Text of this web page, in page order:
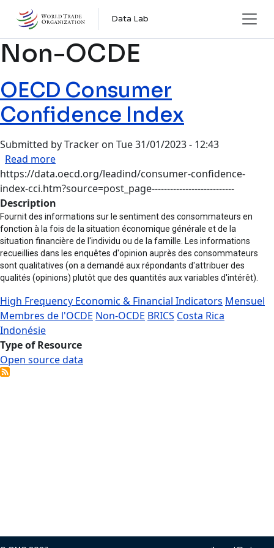
Skip to main content
Data Lab
Non-OCDE
OECD Consumer
Confidence Index
Submitted byTracker on Tue 31/01/2023 - 12:43
Read moreabout OECD Consumer Confidence Index
https://data.oecd.org/leadind/consumer-confidence-
index-cci.htm?source=post_page---------------------------
Description
Fournit des informations sur le sentiment des consommateurs en
fonction à la fois de la situation économique générale et de la
situation financière de l'individu ou de la famille. Les informations
recueillies dans les enquêtes d'opinion auprès des consommateurs
sont qualitatives (on a demandé aux répondants d'attribuer des
qualités (opinions) plutôt que des quantités aux variables d'intérêt).
High Frequency Economic & Financial Indicators Mensuel
Membres de l'OCDE Non-OCDE BRICS Costa Rica
Indonésie
Type of Resource
Open source data